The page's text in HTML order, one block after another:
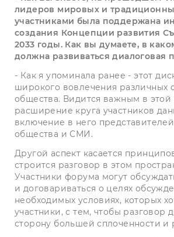
лидеров мировых и
участниками была поддержана
создания Концепции развития
2033 годы. Как вы думаете, в
должна развиваться диалоговая
- Как я упоминала ранее - этот
широкого вовлечения различных
общества. Видится важным в этой
расширение круга участников
включение в него
общества и СМИ.
Другой аспект касается
строится разговор в этом
Участники форума могут
и договариваться о целях
необходимых условиях, которых
участники, с тем, чтобы разговор
сторону большей сплоченности и